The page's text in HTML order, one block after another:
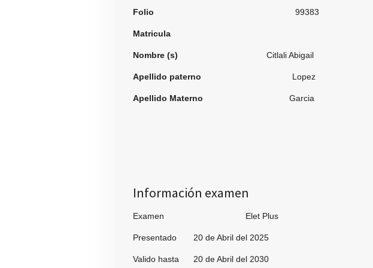
Folio 99383
Matricula
Nombre (s) Citlali Abigail
Apellido paterno Lopez
Apellido Materno Garcia
Información examen
Examen Elet Plus
Presentado 20 de Abril del 2025
Valido hasta 20 de Abril del 2030